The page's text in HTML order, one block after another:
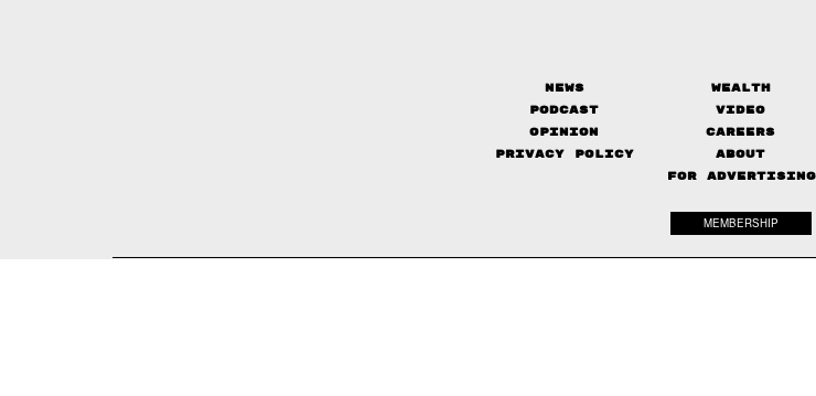
News Wealth
Podcast
Video
Opinion
Careers
Privacy Policy
About
FOR ADVERTISING
MEMBERSHIP